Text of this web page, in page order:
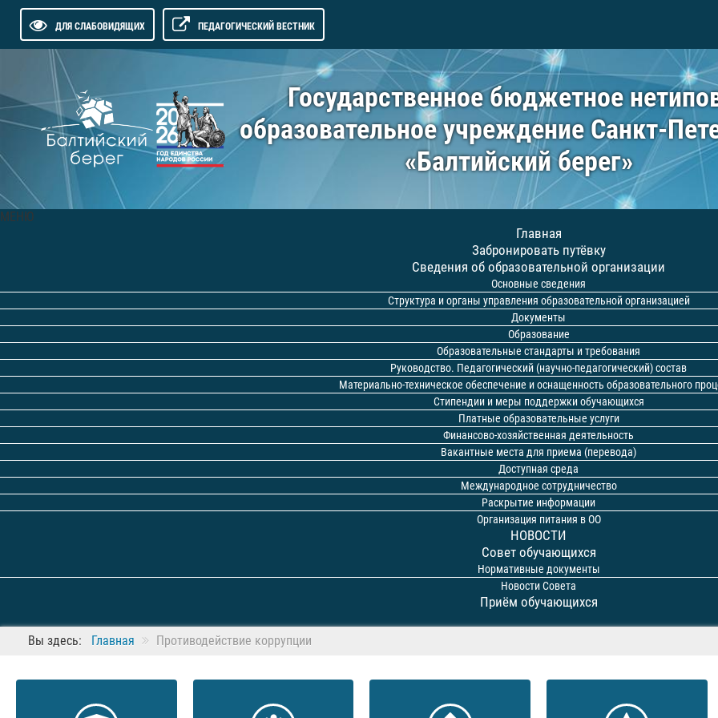
ДЛЯ СЛАБОВИДЯЩИХ ПЕДАГОГИЧЕСКИЙ ВЕСТНИК
Государственное бюджетное
образовательное учреждение Санкт-
«Балтийский берег»
МЕНЮ
Главная
Забронировать путёвку
Сведения об образовательной организации
Основные сведения
Структура и органы управления образовательной организацией
Документы
Образование
Образовательные стандарты и требования
Руководство. Педагогический (научно-педагогический) состав
Материально-техническое обеспечение и оснащенность образовательного
Стипендии и меры поддержки обучающихся
Платные образовательные услуги
Финансово-хозяйственная деятельность
Вакантные места для приема (перевода)
Доступная среда
Международное сотрудничество
Раскрытие информации
Организация питания в ОО
НОВОСТИ
Совет обучающихся
Нормативные документы
Новости Совета
Приём обучающихся
Вы здесь: Главная Противодействие коррупции